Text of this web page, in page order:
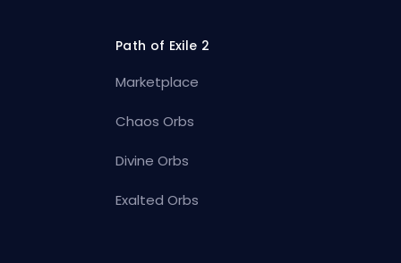
Path of Exile 2
Marketplace
Chaos Orbs
Divine Orbs
Exalted Orbs